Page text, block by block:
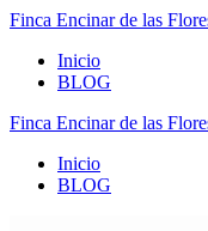
Finca Encinarde las
Inicio
BLOG
Finca Encinarde las
Inicio
BLOG